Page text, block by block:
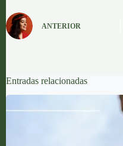
ANTERIOR
Entradas relacionadas